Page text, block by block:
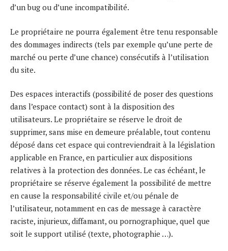
d’un bug ou d’une incompatibilité.
Le propriétaire ne pourra également être tenu responsable
des dommages indirects (tels par exemple qu’une perte de
marché ou perte d’une chance) consécutifs à l’utilisation
du site.
Des espaces interactifs (possibilité de poser des questions
dans l’espace contact) sont à la disposition des
utilisateurs. Le propriétaire se réserve le droit de
supprimer, sans mise en demeure préalable, tout contenu
déposé dans cet espace qui contreviendrait à la législation
applicable en France, en particulier aux dispositions
relatives à la protection des données. Le cas échéant, le
propriétaire se réserve également la possibilité de mettre
en cause la responsabilité civile et/ou pénale de
l’utilisateur, notamment en cas de message à caractère
raciste, injurieux, diffamant, ou pornographique, quel que
soit le support utilisé (texte, photographie …).